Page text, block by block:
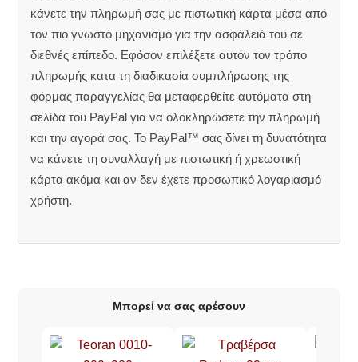
κάνετε την πληρωμή σας με πιστωτική κάρτα μέσα από
τον πιο γνωστό μηχανισμό για την ασφάλειά του σε
διεθνές επίπεδο. Εφόσον επιλέξετε αυτόν τον τρόπο
πληρωμής κατα τη διαδικασία συμπλήρωσης της
φόρμας παραγγελίας θα μεταφερθείτε αυτόματα στη
σελίδα του PayPal για να ολοκληρώσετε την πληρωμή
και την αγορά σας. Το PayPal™ σας δίνει τη δυνατότητα
να κάνετε τη συναλλαγή με πιστωτική ή χρεωστική
κάρτα ακόμα και αν δεν έχετε προσωπικό λογαριασμό
χρήστη.
Μπορεί να σας αρέσουν